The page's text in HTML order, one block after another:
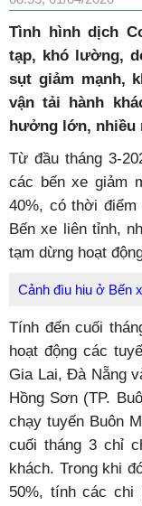
Tình hình dịch
tạp, khó lường,
sụt giảm mạnh,
vận tải hành
hưởng lớn, nhiều
Từ đầu tháng 3-
các bến xe giảm
40%, có thời
Bến xe liên tỉnh,
tạm dừng hoạt
Cảnh đìu hiu ở Bến
Tính đến cuối
hoạt động các
Gia Lai, Đà Nẵng
Hồng Sơn (TP.
chạy tuyến Buôn
cuối tháng 3 chỉ
khách. Trong khi
50%, tính các chi